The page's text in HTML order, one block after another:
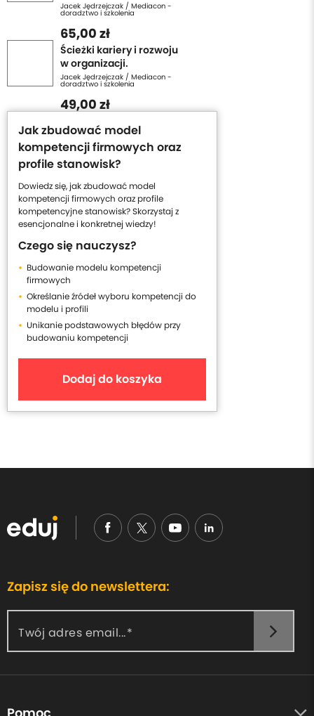
Jacek Jędrzejczak / Mediacon -
doradztwo i szkolenia
65,00 zł
Ścieżki kariery i rozwoju
w organizacji.
Jacek Jędrzejczak / Mediacon -
doradztwo i szkolenia
49,00 zł
Jak zbudować model
kompetencji firmowych oraz
profile stanowisk?
Dowiedz się, jak zbudować model
kompetencji firmowych oraz profile
kompetencyjne stanowisk? Skorzystaj z
esencjonalne i konkretnej wiedzy!
Czego się nauczysz?
Budowanie modelu kompetencji
firmowych
Określanie źródeł wyboru kompetencji do
modelu i profili
Unikanie podstawowych błędów przy
budowaniu kompetencji
Dodaj do koszyka
Zapisz się do newslettera:
Twój adres email...